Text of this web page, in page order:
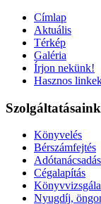
Címlap
Aktuális
Térkép
Galéria
Írjon nekünk!
Hasznos
Szolgáltatásaink
Könyvelés
Bérszámfejtés
Adótanácsadás
Cégalapítás
Nyugdíj,